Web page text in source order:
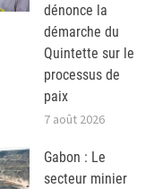
dénonce la
démarche du
Quintette sur le
processus de
paix
7 août 2026
Gabon : Le
secteur minier